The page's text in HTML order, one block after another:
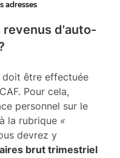
revenus d'auto-
doit être effectuée
Pour cela,
personnel sur le
la rubrique «
devrez y
brut trimestriel